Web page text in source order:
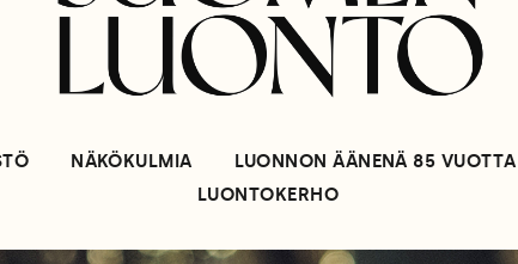
NÄKÖKULMIA LUONNON ÄÄNENÄ 85 VUOTTA
LUONTOKERHO